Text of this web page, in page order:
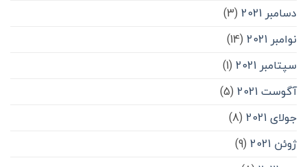
دسامبر 2021
(3)
نوامبر 2021
(14)
سپتامبر 2021
(1)
آگوست 2021
(5)
جولای 2021
(8)
ژوئن 2021
(9)